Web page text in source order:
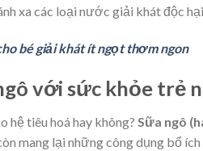
xa các loại nước giải khát độc
bé giải khát ít ngọt thơm ngon
với sức khỏe trẻ
hệ tiêu hoá hay không? Sữa ngô
mang lại những công dụng bổ ích